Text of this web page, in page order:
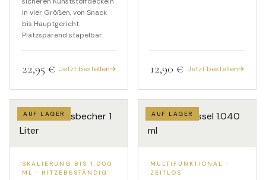
in vier Größen, von Snack
bis Hauptgericht.
Platzsparend stapelbar.
22,95 € Jetzt bestellen 12,90 € Jetzt bestellen
AUF LAGER
SKALIERUNG BIS 1.000
ML · HITZEBESTÄNDIG
AUF LAGER
MULTIFUNKTIONAL ·
ZEITLOS